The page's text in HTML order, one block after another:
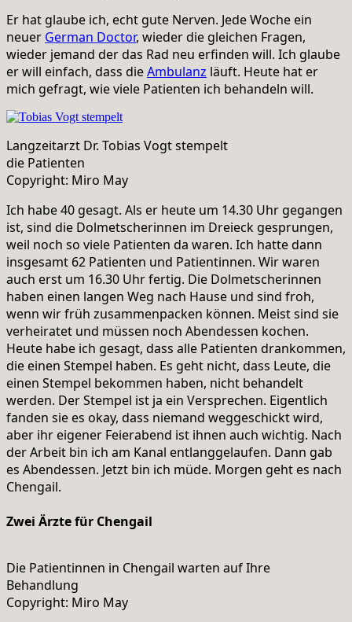
Er hat glaube ich, echt gute Nerven. Jede Woche ein
neuer German Doctor, wieder die gleichen Fragen,
wieder jemand der das Rad neu erfinden will. Ich glaube
er will einfach, dass dieAmbulanz läuft. Heute hat er
mich gefragt, wie viele Patienten ich behandeln will.
Langzeitarzt Dr. Tobias Vogt stempelt
die Patienten
Copyright: Miro May
Ich habe 40 gesagt. Als er heute um 14.30 Uhr gegangen
ist, sind die Dolmetscherinnen im Dreieck gesprungen,
weil noch so viele Patienten da waren. Ich hatte dann
insgesamt 62 Patienten und Patientinnen. Wir waren
auch erst um 16.30 Uhr fertig. Die Dolmetscherinnen
haben einen langen Weg nach Hause und sind froh,
wenn wir früh zusammenpacken können. Meist sind sie
verheiratet und müssen noch Abendessen kochen.
Heute habe ich gesagt, dass alle Patienten drankommen,
die einen Stempel haben. Es geht nicht, dass Leute, die
einen Stempel bekommen haben, nicht behandelt
werden. Der Stempel ist ja ein Versprechen. Eigentlich
fanden sie es okay, dass niemand weggeschickt wird,
aber ihr eigener Feierabend ist ihnen auch wichtig. Nach
der Arbeit bin ich am Kanal entlanggelaufen. Dann gab
es Abendessen. Jetzt bin ich müde. Morgen geht es nach
Chengail.
Zwei Ärzte für Chengail
Die Patientinnen in Chengail warten auf Ihre
Behandlung
Copyright: Miro May